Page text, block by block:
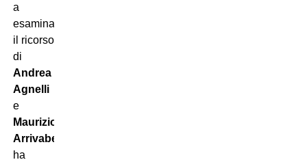
a
esaminare
il ricorso
di
Andrea
Agnelli
e
Maurizio
Arrivabene
ha